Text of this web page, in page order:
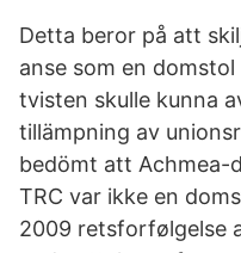
Detta beror på att
anse som en
tvisten skulle kunna
tillämpning av
bedömt att Achmea-
TRC var ikke en
2009 retsforfølgelse